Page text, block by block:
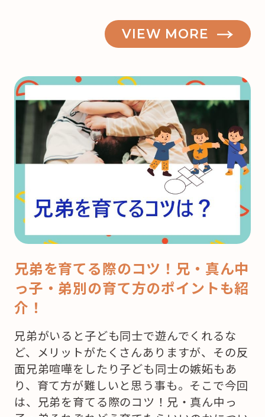
VIEW MORE
兄弟を育てる際のコツ！兄・真ん中
っ子・弟別の育て方のポイントも紹
介！
兄弟がいると子ども同士で遊んでくれるな
ど、メリットがたくさんありますが、その反
面兄弟喧嘩をしたり子ども同士の嫉妬もあ
り、育て方が難しいと思う事も。そこで今回
は、兄弟を育てる際のコツ！兄・真ん中っ